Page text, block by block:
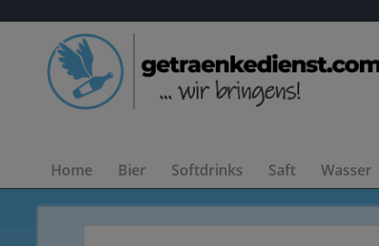
Home Bier Softdrinks Saft Wasser